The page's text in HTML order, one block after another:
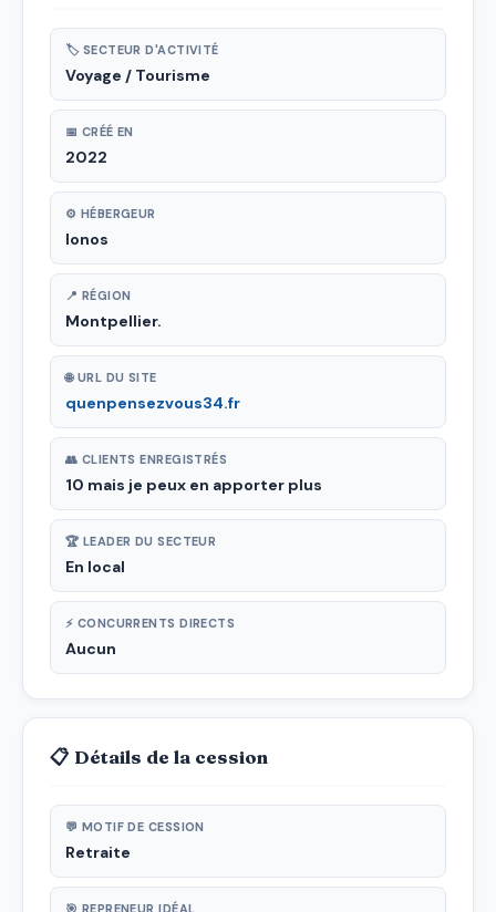
🏷 SECTEUR D'ACTIVITÉ
Voyage / Tourisme
📅 CRÉÉ EN
2022
⚙ HÉBERGEUR
Ionos
📍 RÉGION
Montpellier.
🌐 URL DU SITE
quenpensezvous34.fr
👥 CLIENTS ENREGISTRÉS
10 mais je peux en apporter plus
🏆 LEADER DU SECTEUR
En local
⚡ CONCURRENTS DIRECTS
Aucun
📋 Détails de la cession
💬 MOTIF DE CESSION
Retraite
🎯 REPRENEUR IDÉAL